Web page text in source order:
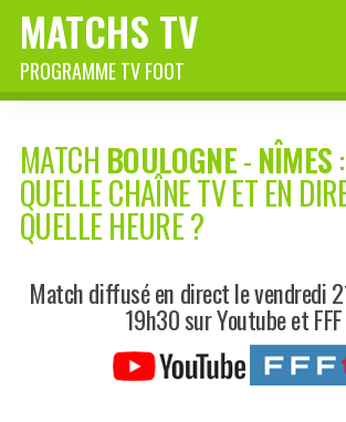
MATCHS TV
PROGRAMME TV FOOT
MATCH BOULOGNE-NÎMES
QUELLE CHAÎNE TV ET EN
QUELLE HEURE ?
Match diffusé en direct le vendredi
19h30 sur Youtube et